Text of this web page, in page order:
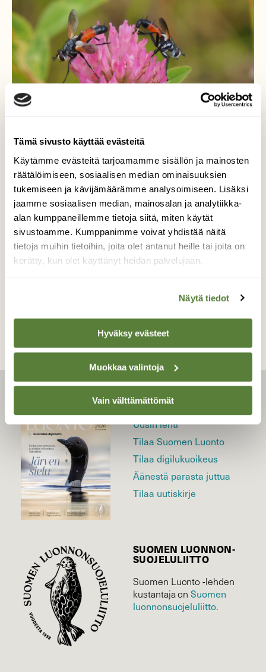
Tämä sivusto käyttää evästeitä
Käytämme evästeitä tarjoamamme sisällön ja mainosten
räätälöimiseen, sosiaalisen median ominaisuuksien
tukemiseen ja kävijämäärämme analysoimiseen. Lisäksi
jaamme sosiaalisen median, mainosalan ja analytiikka-
alan kumppaneillemme tietoja siitä, miten käytät
sivustoamme. Kumppanimme voivat yhdistää näitä
tietoja muihin tietoihin, joita olet antanut heille tai joita on
kerätty, kun olet käyttänyt heidän palvelujaan.
Näytä tiedot
Hyväksy evästeet
Muokkaa valintoja
Vain välttämättömät
kesä ja kärpäset
loiskärpäset.
Valokuvaaja: Arja Valtonen, Lahti 2.7.2026
LEHTI
Uusin lehti
Tilaa Suomen Luonto
Tilaa digilukuoikeus
Äänestä parasta juttua
Tilaa uutiskirje
SUOMEN LUONNON­
SUOJELU­LIITTO
Suomen Luonto -lehden
kustantaja onSuomen
luonnonsuojelu­liitto.